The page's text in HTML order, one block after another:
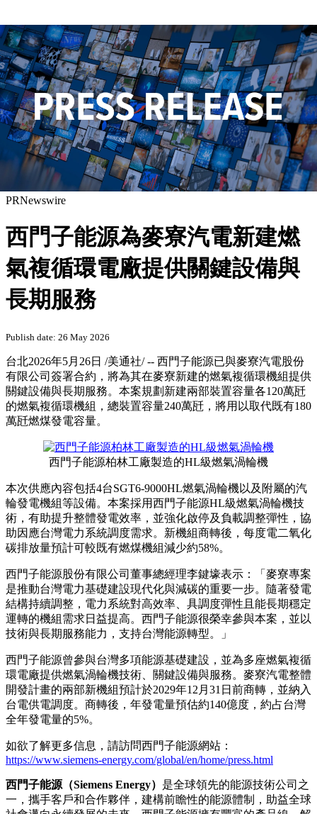
PRNewswire
西門子能源為麥寮汽電新建燃
氣複循環電廠提供關鍵設備與
長期服務
Publish date: 26 May 2026
台北2026年5月26日 /美通社/ -- 西門子能源已與麥寮汽電股份
有限公司簽署合約，將為其在麥寮新建的燃氣複循環機組提供
關鍵設備與長期服務。本案規劃新建兩部裝置容量各120萬瓩
的燃氣複循環機組，總裝置容量240萬瓩，將用以取代既有180
萬瓩燃煤發電容量。
西門子能源柏林工廠製造的HL級燃氣渦輪機
本次供應內容包括4台SGT6-9000HL燃氣渦輪機以及附屬的汽
輪發電機組等設備。本案採用西門子能源HL級燃氣渦輪機技
術，有助提升整體發電效率，並強化啟停及負載調整彈性，協
助因應台灣電力系統調度需求。新機組商轉後，每度電二氧化
碳排放量預計可較既有燃煤機組減少約58%。
西門子能源股份有限公司董事總經理李鍵壕表示：「麥寮專案
是推動台灣電力基礎建設現代化與減碳的重要一步。隨著發電
結構持續調整，電力系統對高效率、具調度彈性且能長期穩定
運轉的機組需求日益提高。西門子能源很榮幸參與本案，並以
技術與長期服務能力，支持台灣能源轉型。」
西門子能源曾參與台灣多項能源基礎建設，並為多座燃氣複循
環電廠提供燃氣渦輪機技術、關鍵設備與服務。麥寮汽電整體
開發計畫的兩部新機組預計於2029年12月31日前商轉，並納入
台電供電調度。商轉後，年發電量預估約140億度，約占台灣
全年發電量的5%。
如欲了解更多信息，請訪問西門子能源網站：
https://www.siemens-energy.com/global/en/home/press.html
西門子能源（Siemens Energy） 是全球領先的能源技術公司之
一，攜手客戶和合作夥伴，建構前瞻性的能源體制，助益全球